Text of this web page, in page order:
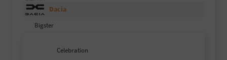
Dacia
Bigster
Celebration